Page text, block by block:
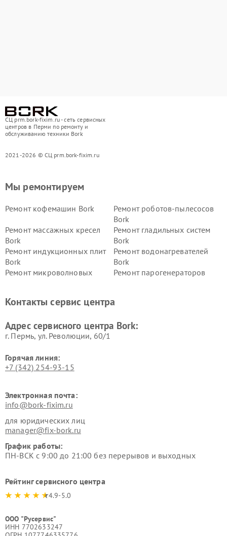
СЦ prm.bork-fixim.ru - сеть сервисных
центров в Перми по ремонту и
обслуживанию техники Bork
2021-2026 © СЦ prm.bork-fixim.ru
Мы ремонтируем
Ремонт кофемашин Bork
Ремонт роботов-пылесосов
Bork
Ремонт массажных кресел
Bork
Ремонт гладильных систем
Bork
Ремонт индукционных плит
Bork
Ремонт водонагревателей
Bork
Ремонт микроволновых
Ремонт парогенераторов
воздуха Bork
Bork
Bork
Контакты сервис центра
Адрес сервисного центра Bork:
г. Пермь, ул. ​Революции, 60/1
Горячая линия:
+7 (342) 254-93-15
Электронная почта:
info@bork-fixim.ru
для юридических лиц
manager@fix-bork.ru
График работы:
ПН-ВСК с 9:00 до 21:00 без перерывов и выходных
Рейтинг сервисного центра
4.9-5.0
ООО "Русервис"
ИНН 7702633247